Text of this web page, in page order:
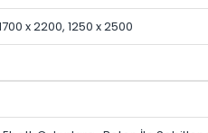
x 2200, 1250 x 2500